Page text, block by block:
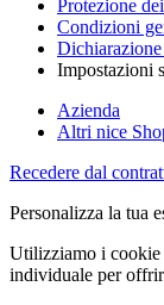
Protezione
Condizioni
Impostazioni
Azienda
Altri nice
Recedere dal
Personalizza la tua
Utilizziamo i cookie
individuale per